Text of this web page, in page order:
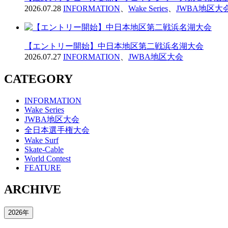
2026.07.28 INFORMATION Wake Series JWBA地区大
【エントリー開始】中日本地区第二戦浜名湖大会
2026.07.27 INFORMATION JWBA地区大会
CATEGORY
INFORMATION
Wake Series
JWBA地区大会
全日本選手権大会
Wake Surf
Skate-Cable
World Contest
FEATURE
ARCHIVE
2026年